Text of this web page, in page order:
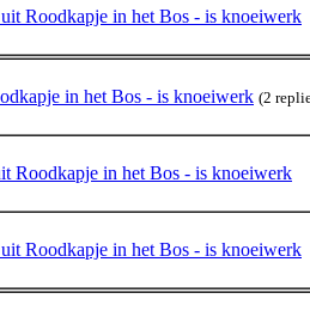
Roodkapje in het Bos - is knoeiwerk
in het Bos - is knoeiwerk (2
Roodkapje in het Bos - is knoeiwerk
Roodkapje in het Bos - is knoeiwerk